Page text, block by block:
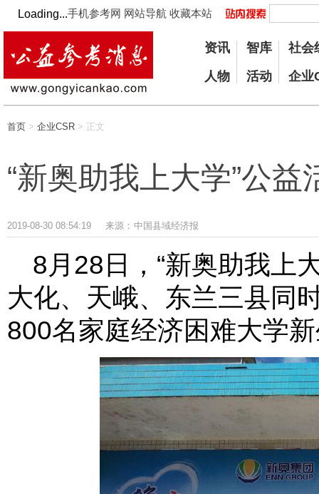
Loading...手机参考网 网站导航 收藏本站
资讯
人物
智库
活动
社会
企业
首页 > 企业CSR > 正文
“新奥助我上大学”公
2019-08-30 08:54:19 来源： 中国县域经济报
8月28日，“新奥助我上
大化、天峨、东兰三县同
800名家庭经济困难大学